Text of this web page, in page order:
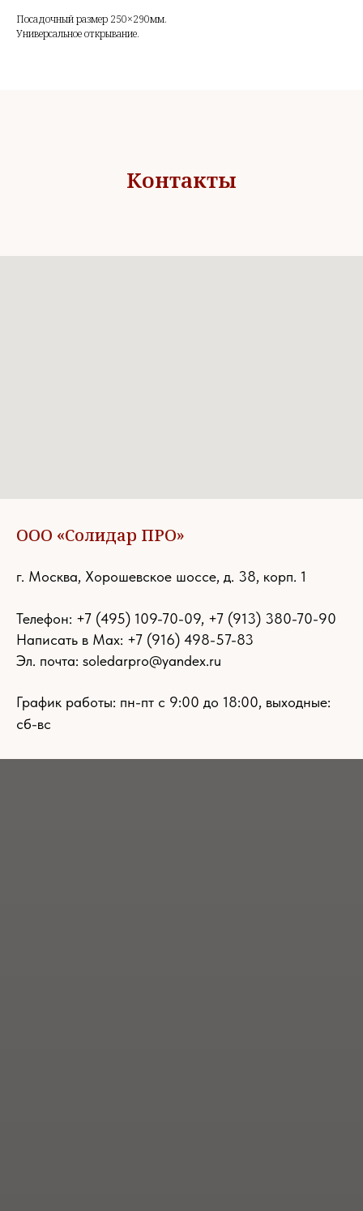
Посадочный размер 250×290мм.
Универсальное открывание.
Контакты
ООО «Солидар ПРО»
г. Москва, Хорошевское шоссе, д. 38, корп. 1
Телефон: +7 (495) 109-70-09, +7 (913) 380-70-90
Написать в Max: +7 (916) 498-57-83
Эл. почта: soledarpro@yandex.ru
График работы: пн-пт с 9:00 до 18:00, выходные:
сб-вс